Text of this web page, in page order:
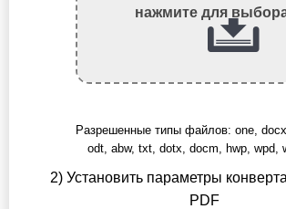
нажмите для
Разрешенные типы файлов: one,
odt, abw, txt, dotx, docm, hwp, wpd,
2) Установить параметры
PDF